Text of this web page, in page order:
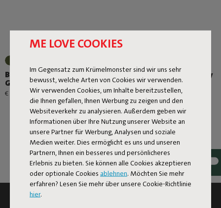
ME LOVE COOKIES
Im Gegensatz zum Krümelmonster sind wir uns sehr
bewusst, welche Arten von Cookies wir verwenden.
Wir verwenden Cookies, um Inhalte bereitzustellen,
die Ihnen gefallen, Ihnen Werbung zu zeigen und den
Websiteverkehr zu analysieren. Außerdem geben wir
Informationen über Ihre Nutzung unserer Website an
unsere Partner für Werbung, Analysen und soziale
Medien weiter. Dies ermöglicht es uns und unseren
Partnern, Ihnen ein besseres und persönlicheres
Erlebnis zu bieten. Sie können alle Cookies akzeptieren
oder optionale Cookies ablehnen. Möchten Sie mehr
erfahren? Lesen Sie mehr über unsere Cookie-Richtlinie
hier.
Boucle Color Swatch Leaf
Green
€ 0,99
Boucle Color Swatch Grey
€ 0,99